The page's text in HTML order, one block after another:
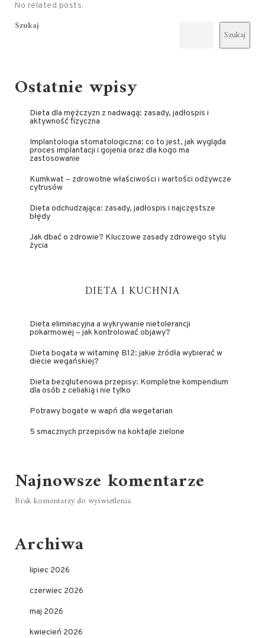
No related posts.
Szukaj
Szukaj
Ostatnie wpisy
Dieta dla mężczyzn z nadwagą: zasady, jadłospis i
aktywność fizyczna
Implantologia stomatologiczna: co to jest, jak wygląda
proces implantacji i gojenia oraz dla kogo ma
zastosowanie
Kumkwat – zdrowotne właściwości i wartości odżywcze
cytrusów
Dieta odchudzająca: zasady, jadłospis i najczęstsze
błędy
Jak dbać o zdrowie? Kluczowe zasady zdrowego stylu
życia
DIETA I KUCHNIA
Dieta eliminacyjna a wykrywanie nietolerancji
pokarmowej – jak kontrolować objawy?
Dieta bogata w witaminę B12: jakie żródła wybierać w
diecie wegańskiej?
Dieta bezglutenowa przepisy: Kompletne kompendium
dla osób z celiakią i nie tylko
Potrawy bogate w wapń dla wegetarian
5 smacznych przepisów na koktajle zielone
Najnowsze komentarze
Brak komentarzy do wyświetlenia.
Archiwa
lipiec 2026
czerwiec 2026
maj 2026
kwiecień 2026